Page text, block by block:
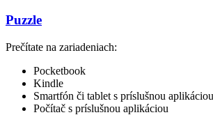
Puzzle
Prečítate na zariadeniach:
Pocketbook
Kindle
Smartfón či tablet s príslušnou aplikáciou
Počítač s príslušnou aplikáciou